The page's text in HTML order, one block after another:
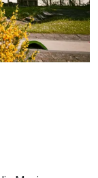
ab1.079,00 €